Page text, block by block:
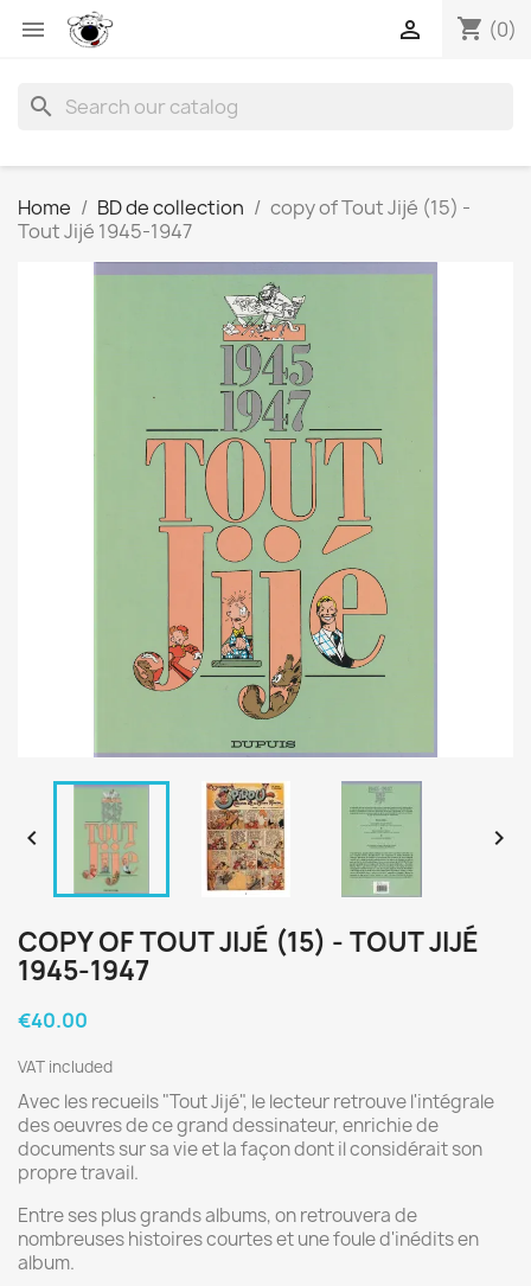
 shopping_cart (0)

search
Home BD de collection
copy of Tout Jijé (15) -
Tout Jijé 1945-1947
 
COPY OF TOUT JIJÉ (15) - TOUT JIJÉ
1945-1947
€40.00
VAT included
Avec les recueils "Tout Jijé", le lecteur retrouve l'intégrale
des oeuvres de ce grand dessinateur, enrichie de
documents sur sa vie et la façon dont il considérait son
propre travail.
Entre ses plus grands albums, on retrouvera de
nombreuses histoires courtes et une foule d'inédits en
album.